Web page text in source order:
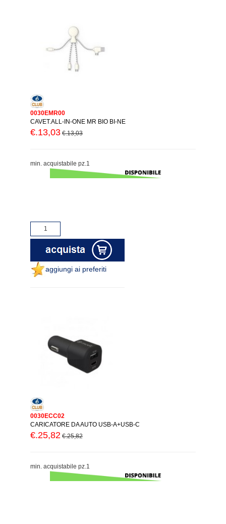
0030EMR00
CAVET.ALL-IN-ONE MR BIO BI-NE
€.13,03 €.13,03
min. acquistabile pz.1
aggiungi ai preferiti
0030ECC02
CARICATORE DA AUTO USB-A+USB-C
€.25,82 €.25,82
min. acquistabile pz.1